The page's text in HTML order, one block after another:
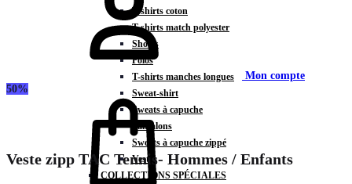
T-shirts coton
T-shirts match polyester
Shorts
Polos
T-shirts manches longues
Sweat-shirt
Sweats à capuche
Pantalons
Sweats à capuche zippé
Vestes
COLLECTIONS SPÉCIALES
Mon compte
50%
Veste zipp TAC Tennis- Hommes / Enfants